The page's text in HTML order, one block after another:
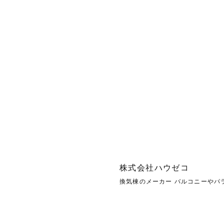
株式会社ハウゼコ
換気棟のメーカー バルコニーやパ